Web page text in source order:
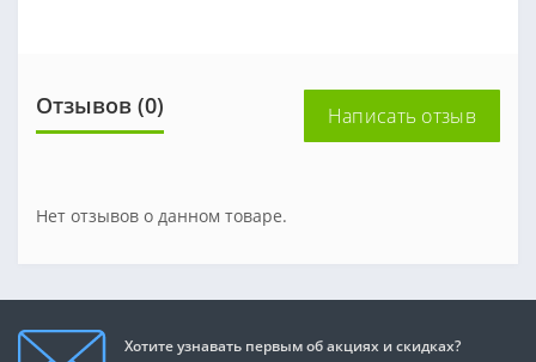
Отзывов (0) Написать отзыв
Нет отзывов о данном товаре.
Хотите узнавать первым об акциях и скидках?